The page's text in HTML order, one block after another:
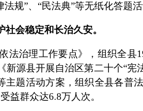
规”、“民法典”等无纸化答题活
社会稳定和长治久安。
法治理工作要点》，组织全县
新源县开展自治区第二十个“宪
主题活动方案，组织全县各普
益群众达6.8万人次。